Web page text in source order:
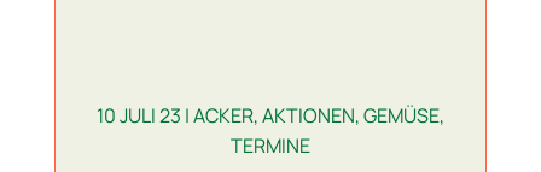
10 JULI 23 |ACKER,AKTIONEN,GEMÜSE,
TERMINE